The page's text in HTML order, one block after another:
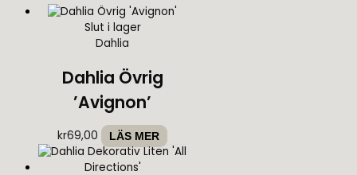
Slut i lager
Dahlia
Dahlia Övrig
’Avignon’
kr69,00 LÄS MER